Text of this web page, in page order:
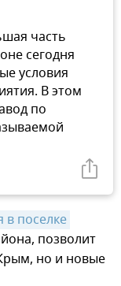
часть
сегодня
условия
В этом
по
в поселке
позволит
но и новые